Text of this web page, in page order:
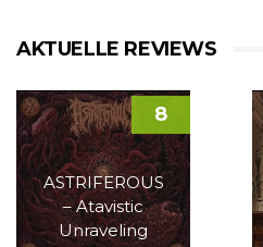
AKTUELLE REVIEWS
ASTRIFEROUS
– Atavistic
Unraveling
8